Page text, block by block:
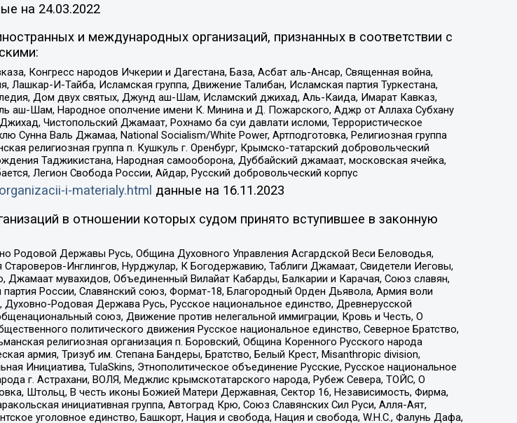
на 24.03.2022
и международных организаций, признанных в соответствии с
Конгресс народов Ичкерии и Дагестана, База, Асбат аль-Ансар, Священная война,
Лашкар-И-Тайба, Исламская группа, Движение Талибан, Исламская партия Туркестана,
Дом двух святых, Джунд аш-Шам, Исламский джихад, Аль-Каида, Имарат Кавказ,
аш-Шам, Народное ополчение имени К. Минина и Д. Пожарского, Аджр от Аллаха Субхану
Чистопольский Джамаат, Рохнамо ба суи давлати исломи, Террористическое
Валь Джамаа, National Socialism/White Power, Артподготовка, Религиозная группа
религиозная группа п. Кушкуль г. Оренбург, Крымско-татарский добровольческий
Таджикистана, Народная самооборона, Дуббайский джамаат, московская ячейка,
Легион Свобода России, Айдар, Русский добровольческий корпус
i-materialy.html данные на 16.11.2023
в отношении которых судом принято вступившее в законную
Родовой Державы Русь, Община Духовного Управления Асгардской Веси Беловодья,
Инглингов, Нурджулар, К Богодержавию, Таблиги Джамаат, Свидетели Иеговы,
Джамаат мувахидов, Объединенный Вилайат Кабарды, Балкарии и Карачая, Союз славян,
России, Славянский союз, Формат-18, Благородный Орден Дьявола, Армия воли
Родовая Держава Русь, Русское национальное единство, Древнерусской
союз, Движение против нелегальной иммиграции, Кровь и Честь, О
политического движения Русское национальное единство, Северное Братство,
религиозная организация п. Боровский, Община Коренного Русского народа
армия, Тризуб им. Степана Бандеры, Братство, Белый Крест, Misanthropic division,
Инициатива, TulaSkins, Этнополитическое объединение Русские, Русское национальное
г. Астрахани, ВОЛЯ, Меджлис крымскотатарского народа, Рубеж Севера, ТОЙС, О
Штольц, В честь иконы Божией Матери Державная, Сектор 16, Независимость, Фирма,
инициативная группа, Автоград Крю, Союз Славянских Сил Руси, Алля-Аят,
уголовное единство, Башкорт, Нация и свобода, Нация и свобода, W.H.С., Фалунь Дафа,